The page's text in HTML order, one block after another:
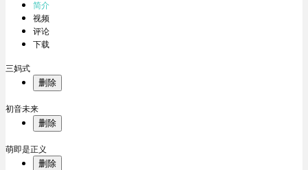
简介
视频
评论
下载
三妈式
删除
初音未来
删除
萌即是正义
删除